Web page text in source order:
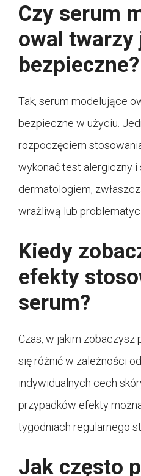
Czy serum
owal twarzy
bezpieczne?
Tak, serum modelujące
bezpieczne w użyciu.
rozpoczęciem
wykonać test alergiczny i
dermatologiem,
wrażliwą lub
Kiedy
efekty
serum?
Czas, w jakim zobaczysz
się różnić w zależności
indywidualnych cech
przypadków efekty
tygodniach regularnego
Jak często